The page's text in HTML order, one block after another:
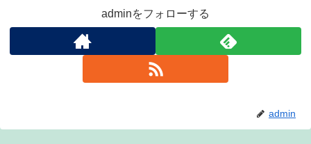
adminをフォローする
admin